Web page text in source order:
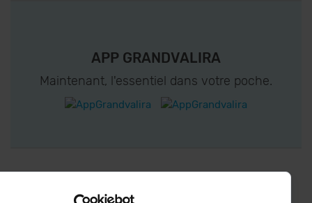
APP GRANDVALIRA
Maintenant, l'essentiel dans votre poche.
CONNECTEZ-VOUS À GRANDVALIRA!